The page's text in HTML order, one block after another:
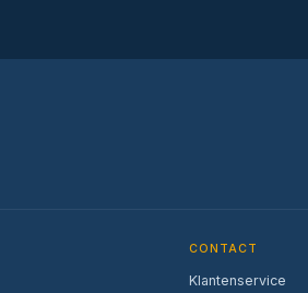
CONTACT
Klantenservice